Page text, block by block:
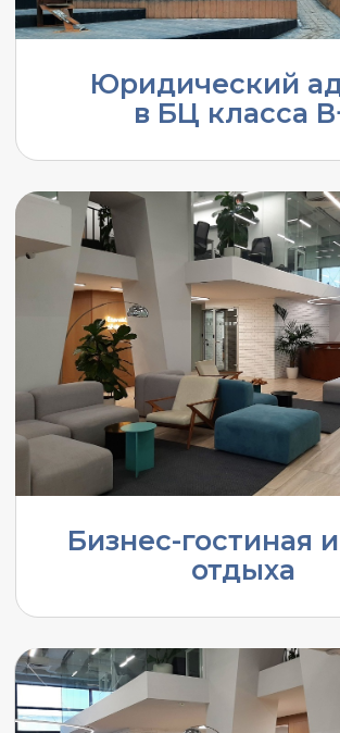
Вместе с офисом
вы получаете:
Юр адрес в
БЦ В+
Почтовый
адрес
Мебель
Интернет
Коммунальные
платежи
Клининг
Секретарь
Кухня
Включено в стоимость:
Переговорная
подходящий офис?
Мы готовы Вам